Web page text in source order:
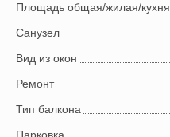
Площадь общая/жилая/кухня
Cанузел
Вид из окон
Ремонт
Тип балкона